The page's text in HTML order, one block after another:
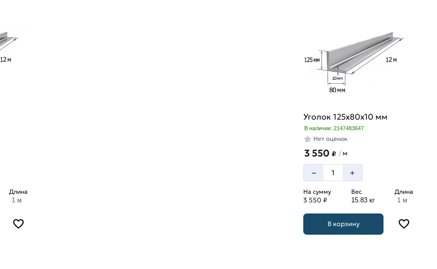
Длина
1 м
Уголок 125х80х10 мм
В наличии: 2147483647
Нет оценок
3 550₽ / м
– +
На сумму
3 550 ₽
Вес
15.83 кг
Длина
1 м
В корзину